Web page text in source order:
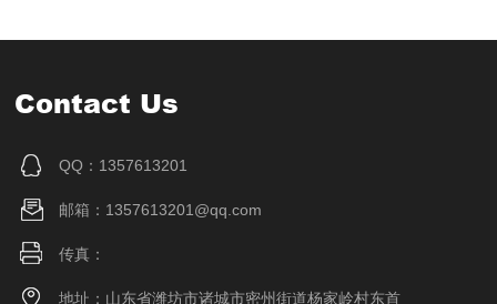
Contact Us
QQ：1357613201
邮箱：1357613201@qq.com
传真：
地址：山东省潍坊市诸城市密州街道杨家岭村东首